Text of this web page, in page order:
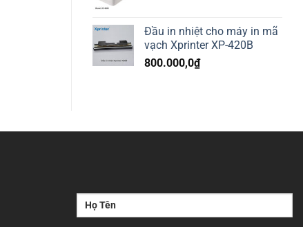
Đầu in nhiệt cho máy in mã
vạch Xprinter XP-420B
800.000,0₫